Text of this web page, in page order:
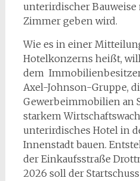
unterirdischer Bauweise
Zimmer geben wird.
Wie es in einer
Hotelkonzerns heißt,
dem
Axel-Johnson-Gruppe,
Gewerbeimmobilien an
starkem
unterirdisches Hotel in
Innenstadt bauen.
der Einkaufsstraße
2026 soll der